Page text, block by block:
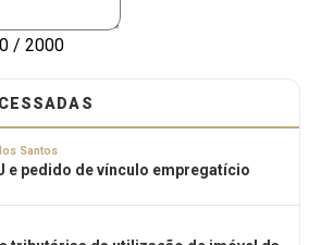
0 / 2000
Santos
e pedido de vínculo empregatício